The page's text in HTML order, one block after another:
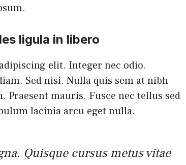
ligula in libero
elit. Integer nec odio.
Sed nisi. Nulla quis sem at nibh
mauris. Fusce nec tellus sed
lacinia arcu eget nulla.
Quisque cursus metus vitae